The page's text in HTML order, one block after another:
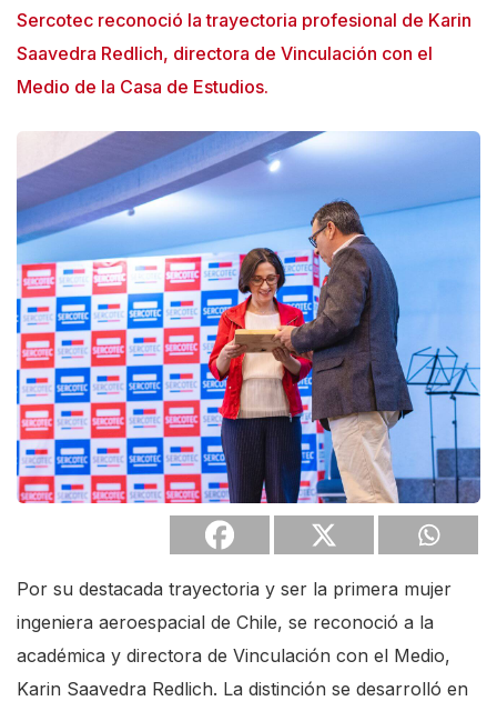
Sercotec reconoció la trayectoria profesional de Karin
Saavedra Redlich, directora de Vinculación con el
Medio de la Casa de Estudios.
Por su destacada trayectoria y ser la primera mujer
ingeniera aeroespacial de Chile, se reconoció a la
académica y directora de Vinculación con el Medio,
Karin Saavedra Redlich. La distinción se desarrolló en